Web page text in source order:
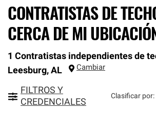
CONTRATISTAS DE
CERCA DE MI
1 Contratistas independientes de
Leesburg, AL Cambiar
FILTROS Y
CREDENCIALES
Clasificar por: